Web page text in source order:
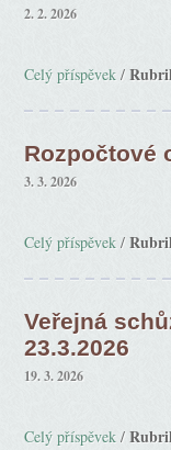
2. 2. 2026
Celý příspěvek /
Rozpočtové
3. 3. 2026
Celý příspěvek /
Veřejná
23.3.2026
19. 3. 2026
Celý příspěvek /